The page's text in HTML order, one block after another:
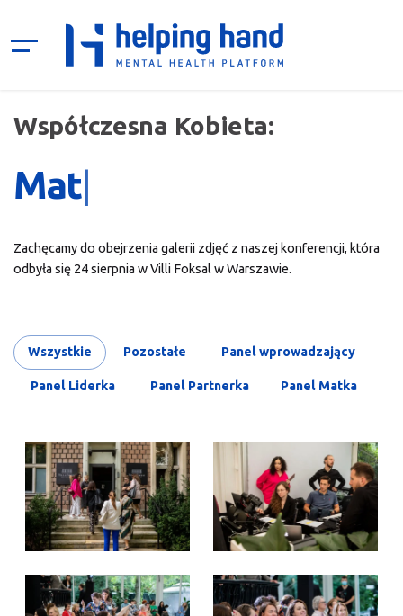
Współczesna Kobieta:
Liderka
Zachęcamy do obejrzenia galerii zdjęć z naszej konferencji, która
odbyła się 24 sierpnia w Villi Foksal w Warszawie.
Wszystkie Pozostałe Panel wprowadzający
Panel Liderka Panel Partnerka Panel Matka